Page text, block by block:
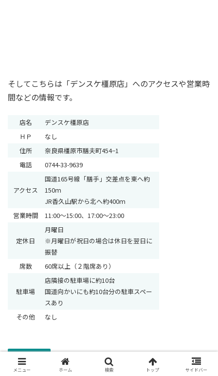
そしてこちらは「デンスケ橿原店」へのアクセスや営業時
間などの情報です。
店名
デンスケ橿原店
ＨＰ
なし
住所
奈良県橿原市膳夫町454−1
電話
0744-33-9639
アクセス
国道165号線「膳手」交差点を東へ約
150ｍ
JR香久山駅から北へ約400ｍ
営業時間
11:00～15:00、17:00～23:00
定休日
月曜日
※月曜日が祝日の場合は休日を翌日に
振替
席数
60席以上（２階席あり）
駐車場
店隣接の駐車場に約10台
国道向かいにも約10台分の駐車スペー
スあり
その他
なし
メニュー ホーム 検索 トップ サイドバー